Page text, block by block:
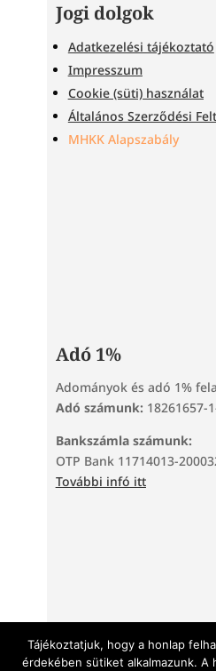
Jogi dolgok
Adatkezelési tájékoztató
Impresszum
Cookie (süti) használat
Általános Szerződési
MHKK Alapszabály
Adó 1%
Adományok és adó 1%
Adó számunk: 18261657-
Bankszámla számunk:
OTP Bank 11714013-
További infó itt
utca 73. | +36 30 690 9394 |
teratarhely.hu
Weboldalkészítés:Debreceni
Tájékoztatjuk, hogy a honlap
érdekében sütiket alkalmazunk. A